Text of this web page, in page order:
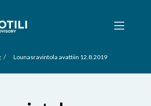
/ Lounasravintola avattiin 12.8.2019